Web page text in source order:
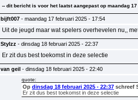
-- dit bericht is voor het laatst aangepast op maandag
bijft007 - maandag 17 februari 2025 - 17:54
Uit de jeugd maar wat spelers overhevelen nu,,
Stylzz - dinsdag 18 februari 2025 - 22:37
Er zit dus best toekomst in deze selectie
van geil - dinsdag 18 februari 2025 - 22:40
quote:
Op dinsdag 18 februari 2025 - 22:37 schreef
Er zit dus best toekomst in deze selectie